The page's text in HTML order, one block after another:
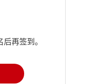
再签到。